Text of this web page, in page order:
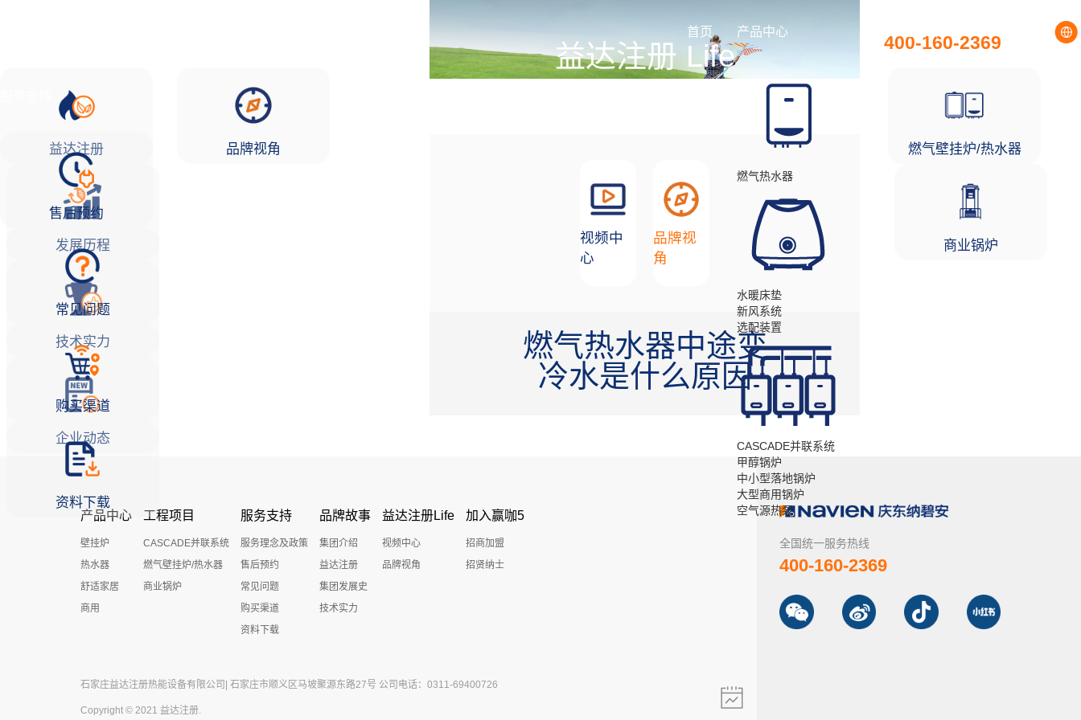
首页 产品中心
燃气热水器
水暖床垫
新风系统
选配装置
CASCADE并联系统
甲醇锅炉
中小型落地锅炉
大型商用锅炉
空气源热泵
燃气壁挂炉/热水器
商业锅炉
售后预约
常见问题
购买渠道
资料下载
益达注册
发展历程
技术实力
企业动态
品牌视角
400-160-2369
益达注册 Life
视频中
心
品牌视
角
燃气热水器中途变
冷水是什么原因
产品中心
壁挂炉
热水器
舒适家居
商用
工程项目
CASCADE并联系统
燃气壁挂炉/热水器
商业锅炉
服务支持
服务理念及政策
售后预约
常见问题
购买渠道
资料下载
品牌故事
集团介绍
益达注册
集团发展史
技术实力
益达注册Life
视频中心
品牌视角
加入赢咖5
招商加盟
招贤纳士
石家庄益达注册热能设备有限公司| 石家庄市顺义区马坡聚源东路27号 公司电话：0311-69400726
Copyright © 2021 益达注册.
全国统一服务热线
400-160-2369